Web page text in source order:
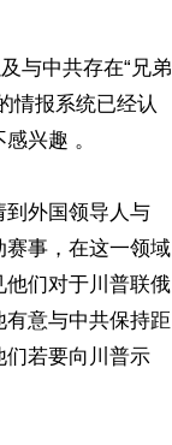
与中共存在“兄弟
情报系统已经认
兴趣 。
到外国领导人与
事，在这一领域
们对于川普联俄
意与中共保持距
们若要向川普示